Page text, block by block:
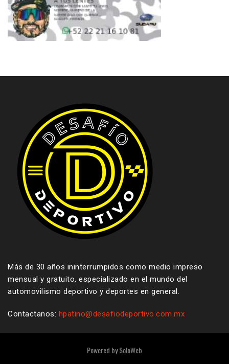
Más de 30 años ininterrumpidos como medio impreso
mensual y gratuito, especializado en el mundo del
automovilismo deportivo y deportes en general.
Contactanos: hpatino@desafiodeportivo.com.mx
Powered bySoloWeb